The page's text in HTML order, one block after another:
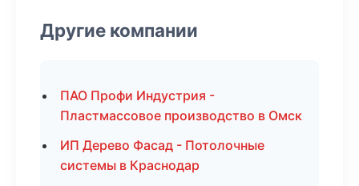
Другие компании
ПАО Профи Индустрия -
Пластмассовое производство в Омск
ИП Дерево Фасад - Потолочные
системы в Краснодар